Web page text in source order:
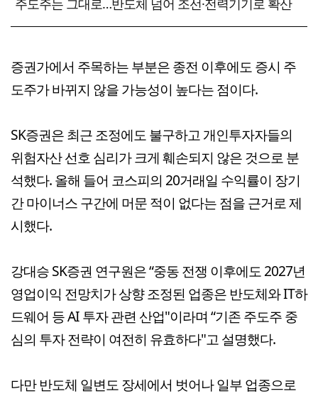
주도주는 그대로…반도체 넘어 조선·전력기기로 확산
증권가에서 주목하는 부분은 종전 이후에도 증시 주
도주가 바뀌지 않을 가능성이 높다는 점이다.
SK증권은 최근 조정에도 불구하고 개인투자자들의
위험자산 선호 심리가 크게 훼손되지 않은 것으로 분
석했다. 올해 들어 코스피의 20거래일 수익률이 장기
간 마이너스 구간에 머문 적이 없다는 점을 근거로 제
시했다.
강대승 SK증권 연구원은 “중동 전쟁 이후에도 2027년
영업이익 전망치가 상향 조정된 업종은 반도체와 IT하
드웨어 등 AI 투자 관련 산업"이라며 “기존 주도주 중
심의 투자 전략이 여전히 유효하다"고 설명했다.
다만 반도체 일변도 장세에서 벗어나 일부 업종으로